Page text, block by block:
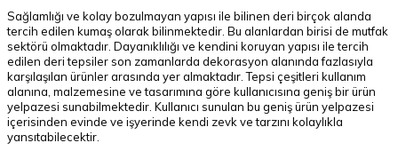
Sağlamlığı ve kolay bozulmayan yapısı ile bilinen deri birçok alanda
tercih edilen kumaş olarak bilinmektedir. Bu alanlardan birisi de mutfak
sektörü olmaktadır. Dayanıklılığı ve kendini koruyan yapısı ile tercih
edilen deri tepsiler son zamanlarda dekorasyon alanında fazlasıyla
karşılaşılan ürünler arasında yer almaktadır. Tepsi çeşitleri kullanım
alanına, malzemesine ve tasarımına göre kullanıcısına geniş bir ürün
yelpazesi sunabilmektedir. Kullanıcı sunulan bu geniş ürün yelpazesi
içerisinden evinde ve işyerinde kendi zevk ve tarzını kolaylıkla
yansıtabilecektir.